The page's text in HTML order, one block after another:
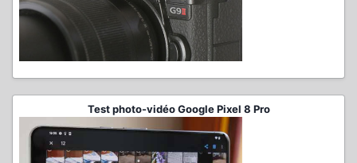
Test photo-vidéo Google Pixel 8 Pro